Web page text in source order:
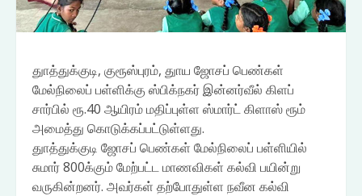
துாத்துக்குடி, குரூஸ்புரம், துாய ஜோசப் பெண்கள்
மேல்நிலைப் பள்ளிக்கு ஸ்பிக்நகர் இன்னர்வீல் கிளப்
சார்பில் ரூ.40 ஆயிரம் மதிப்புள்ள ஸ்மார்ட் கிளாஸ் ரூம்
அமைத்து கொடுக்கப்பட்டுள்ளது.
துாத்துக்குடி ஜோசப் பெண்கள் மேல்நிலைப் பள்ளியில்
சுமார் 800க்கும் மேற்பட்ட மாணவிகள் கல்வி பயின்று
வருகின்றனர். அவர்கள் தற்போதுள்ள நவீன கல்வி